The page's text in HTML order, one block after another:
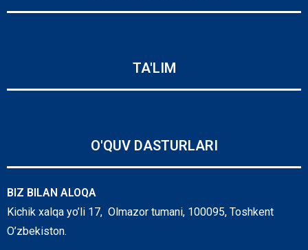
TA'LIM
O'QUV DASTURLARI
BIZ BILAN ALOQA
Kichik xalqa yo’li 17, Olmazor tumani, 100095, Toshkent
O’zbekiston.